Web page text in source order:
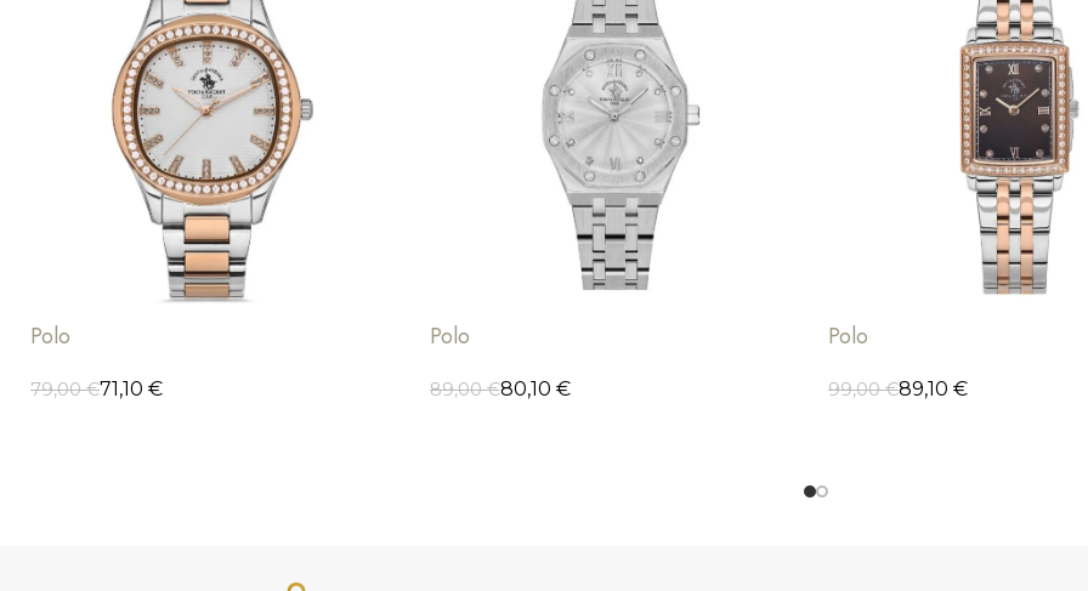
Polo
79,00€71,10 €
Polo
89,00€80,10 €
Polo
99,00€89,10 €